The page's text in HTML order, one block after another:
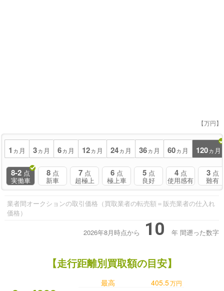
【万円】
1 ヵ月 3ヵ月 6ヵ月 12ヵ月 24ヵ月 36ヵ月 60ヵ月 120ヵ月
8-2 点
実働車
8 点
新車
7 点
超極上
6 点
極上車
5 点
良好
4 点
使用感有
3 点
難有
業者間オークションの取引価格（買取業者の転売額＝販売業者の仕入れ
価格）
2026年8月時点から 10 年 間遡った数字
【走行距離別買取額の目安】
最高 405.5万円